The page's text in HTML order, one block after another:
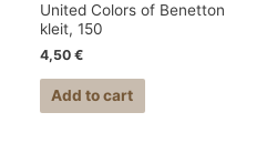
United Colors of Benetton
kleit, 150
4,50 €
Add to cart